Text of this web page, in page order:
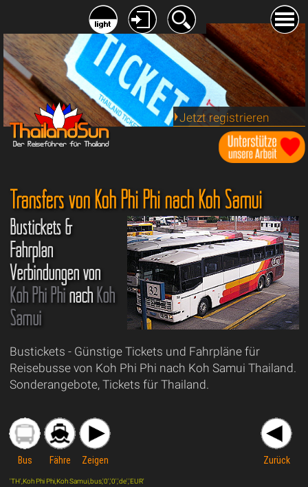
Jetzt registrieren
Transfers von Koh Phi Phi nach Koh Samui
Bustickets &
Fahrplan
Verbindungen von
Koh Phi Phinach Koh
Samui
Bustickets - Günstige Tickets und Fahrpläne für
Reisebusse von Koh Phi Phi nach Koh Samui Thailand.
Sonderangebote, Tickets für Thailand.
Bus Fähre Zeigen Zurück
'TH',Koh Phi Phi,Koh Samui,bus,'0','0','de','EUR'